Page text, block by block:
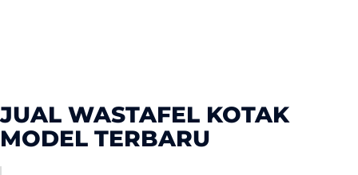
JUAL WASTAFEL KOTAK
MODEL TERBARU